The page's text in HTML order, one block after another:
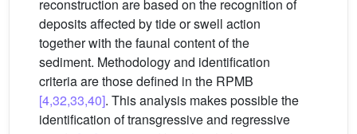
reconstruction are based on the recognition of
deposits affected by tide or swell action
together with the faunal content of the
sediment. Methodology and identification
criteria are those defined in the RPMB
[4,32,33,40]. This analysis makes possible the
identification of transgressive and regressive